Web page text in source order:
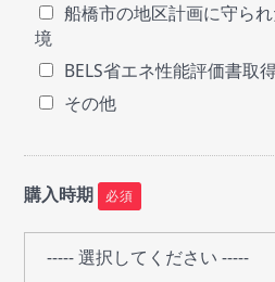
船橋市の地区計画に守ら
境
BELS省エネ性能評価書取
その他
購入時期 必須